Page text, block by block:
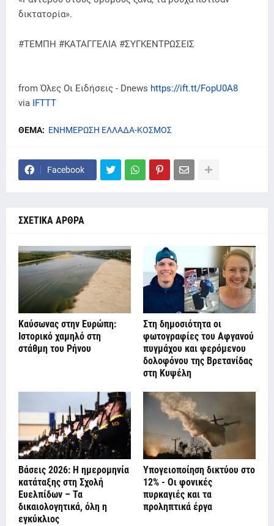
δικτατορία».
#ΤΕΜΠΗ #ΚΑΤΑΓΓΕΛΙΑ #ΣΥΓΚΕΝΤΡΩΣΕΙΣ
from Όλες Οι Ειδήσεις - Dnews https://ift.tt/FopU0A8
via IFTTT
ΘΕΜΑ: ΕΝΗΜΕΡΩΣΗ ΕΛΛΑΔΑ-ΚΟΣΜΟΣ
Facebook
ΣΧΕΤΙΚΑ ΑΡΘΡΑ
Καύσωνας στην Ευρώπη:
Ιστορικό χαμηλό στη
στάθμη του Ρήνου
Στη δημοσιότητα οι
φωτογραφίες του Αφγανού
πυγμάχου και φερόμενου
δολοφόνου της Βρετανίδας
στη Κυψέλη
Βάσεις 2026: Η ημερομηνία
κατάταξης στη Σχολή
Ευελπίδων – Τα
δικαιολογητικά, όλη η
εγκύκλιος
Υπογειοποίηση δικτύου στο
12% - Οι φονικές
πυρκαγιές και τα
προληπτικά έργα